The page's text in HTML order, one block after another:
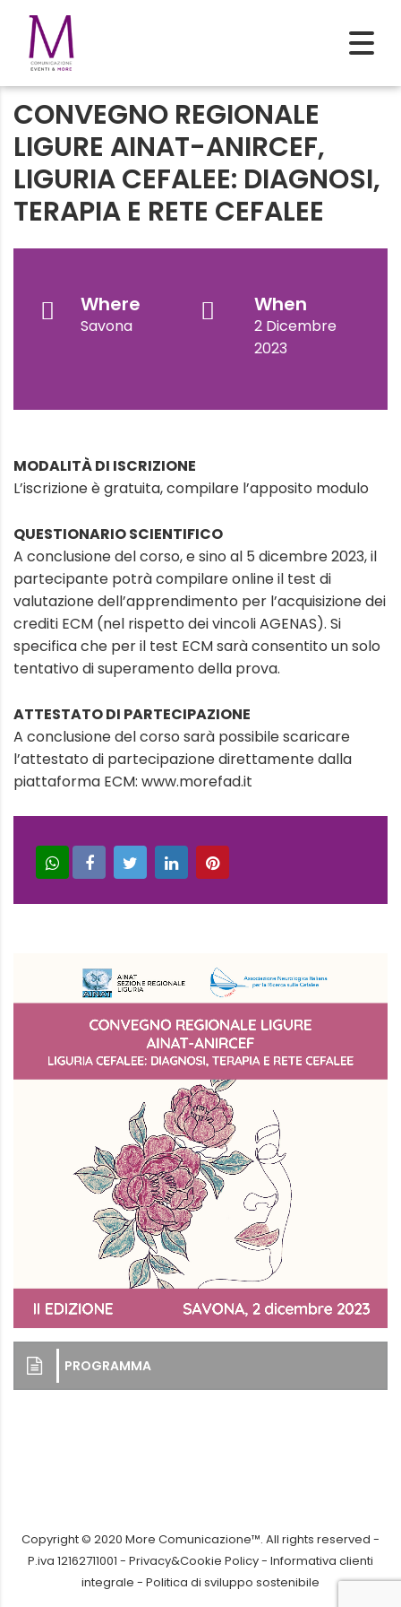
CONVEGNO REGIONALE
LIGURE AINAT-ANIRCEF,
LIGURIA CEFALEE: DIAGNOSI,
TERAPIA E RETE CEFALEE
Where
Savona
When
2 Dicembre
2023
MODALITÀ DI ISCRIZIONE
L’iscrizione è gratuita, compilare l’apposito modulo
QUESTIONARIO SCIENTIFICO
A conclusione del corso, e sino al 5 dicembre 2023, il
partecipante potrà compilare online il test di
valutazione dell’apprendimento per l’acquisizione dei
crediti ECM (nel rispetto dei vincoli AGENAS). Si
specifica che per il test ECM sarà consentito un solo
tentativo di superamento della prova.
ATTESTATO DI PARTECIPAZIONE
A conclusione del corso sarà possibile scaricare
l’attestato di partecipazione direttamente dalla
piattaforma ECM: www.morefad.it
PROGRAMMA
Copyright © 2020 More Comunicazione™. All rights reserved -
P.iva 12162711001 - Privacy&Cookie Policy- Informativa clienti
integrale - Politica di sviluppo sostenibile